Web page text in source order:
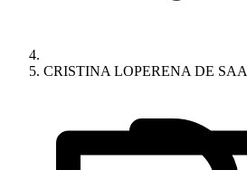
CRISTINA LOPERENA DE SAA